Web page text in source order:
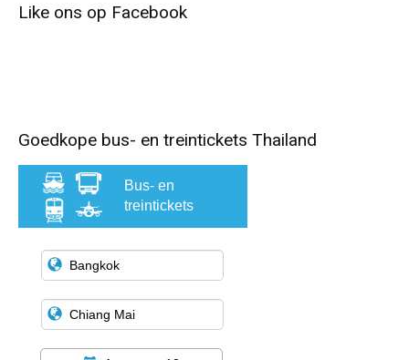
Like ons op Facebook
Goedkope bus- en treintickets Thailand
Bus- en
treintickets